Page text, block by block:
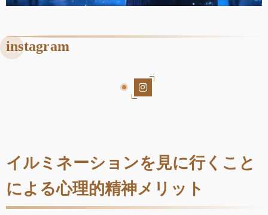
instagram
イルミネーションを見に行くこと
による心理的精神メリット